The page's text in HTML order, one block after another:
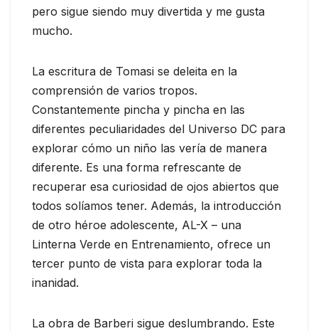
pero sigue siendo muy divertida y me gusta
mucho.
La escritura de Tomasi se deleita en la
comprensión de varios tropos.
Constantemente pincha y pincha en las
diferentes peculiaridades del Universo DC para
explorar cómo un niño las vería de manera
diferente. Es una forma refrescante de
recuperar esa curiosidad de ojos abiertos que
todos solíamos tener. Además, la introducción
de otro héroe adolescente, AL-X – una
Linterna Verde en Entrenamiento, ofrece un
tercer punto de vista para explorar toda la
inanidad.
La obra de Barberi sigue deslumbrando. Este